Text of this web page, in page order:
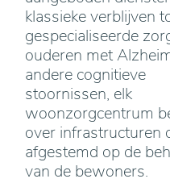
klassieke verblijven
gespecialiseerde
ouderen met
andere cognitieve
stoornissen, elk
woonzorgcentrum
over infrastructuren
afgestemd op de
van de bewoners.